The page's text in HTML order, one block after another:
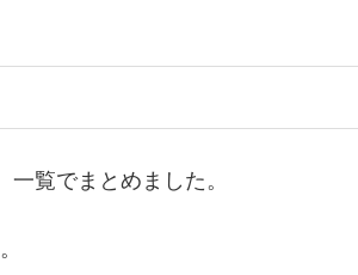
覧でまとめました。